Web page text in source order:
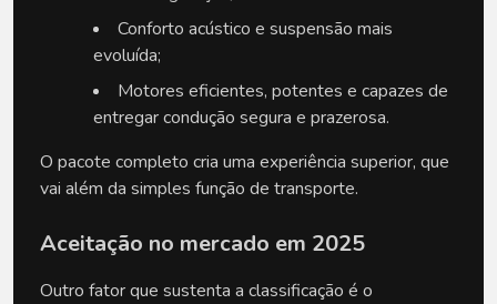
Conforto acústico e suspensão mais
evoluída;
Motores eficientes, potentes e capazes de
entregar condução segura e prazerosa.
O pacote completo cria uma experiência superior, que
vai além da simples função de transporte.
Aceitação no mercado em 2025
Outro fator que sustenta a classificação é o